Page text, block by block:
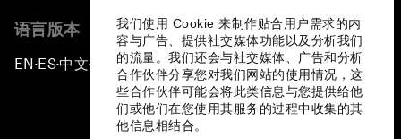
我们使用 Cookie 来制作贴合用户需求的内
容与广告、提供社交媒体功能以及分析我们
的流量。我们还会与社交媒体、广告和分析
合作伙伴分享您对我们网站的使用情况，这
些合作伙伴可能会将此类信息与您提供给他
们或他们在您使用其服务的过程中收集的其
他信息相结合。
语言版本
EN ▪ES▪中文▪ 日本語